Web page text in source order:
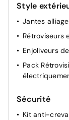
Style
Jantes alliage
Rétroviseurs
Enjoliveurs
Pack
Sécurité
Kit anti-